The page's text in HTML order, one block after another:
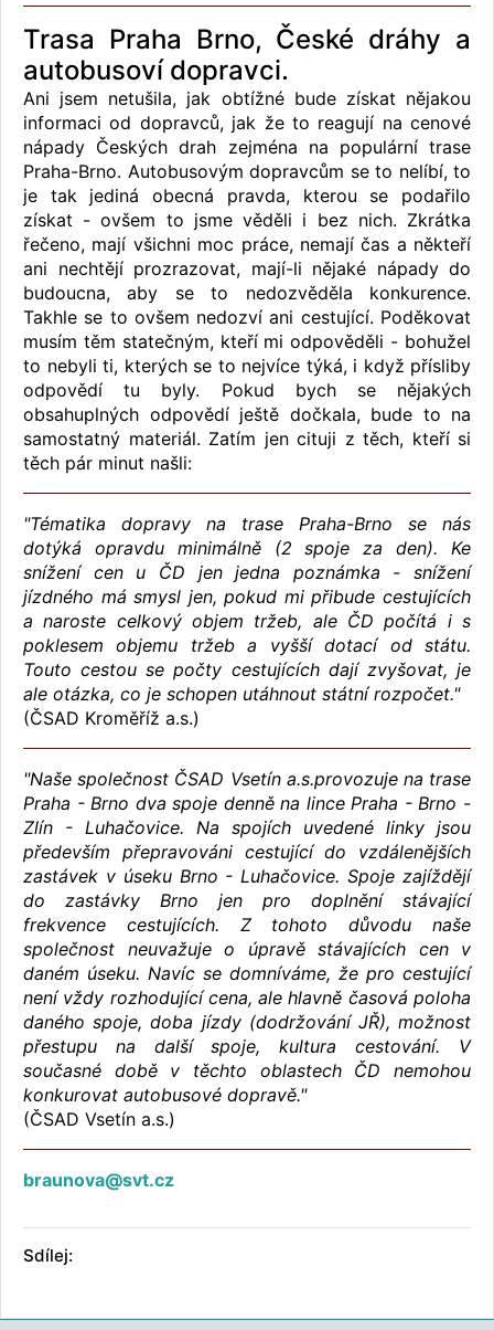
Trasa Praha Brno, České dráhy a
autobusoví dopravci.
Ani jsem netušila, jak obtížné bude získat nějakou
informaci od dopravců, jak že to reagují na cenové
nápady Českých drah zejména na populární trase
Praha-Brno. Autobusovým dopravcům se to nelíbí, to
je tak jediná obecná pravda, kterou se podařilo
získat - ovšem to jsme věděli i bez nich. Zkrátka
řečeno, mají všichni moc práce, nemají čas a někteří
ani nechtějí prozrazovat, mají-li nějaké nápady do
budoucna, aby se to nedozvěděla konkurence.
Takhle se to ovšem nedozví ani cestující. Poděkovat
musím těm statečným, kteří mi odpověděli - bohužel
to nebyli ti, kterých se to nejvíce týká, i když přísliby
odpovědí tu byly. Pokud bych se nějakých
obsahuplných odpovědí ještě dočkala, bude to na
samostatný materiál. Zatím jen cituji z těch, kteří si
těch pár minut našli:
"Tématika dopravy na trase Praha-Brno se nás
dotýká opravdu minimálně (2 spoje za den). Ke
snížení cen u ČD jen jedna poznámka - snížení
jízdného má smysl jen, pokud mi přibude cestujících
a naroste celkový objem tržeb, ale ČD počítá i s
poklesem objemu tržeb a vyšší dotací od státu.
Touto cestou se počty cestujících dají zvyšovat, je
ale otázka, co je schopen utáhnout státní rozpočet."
(ČSAD Kroměříž a.s.)
"Naše společnost ČSAD Vsetín a.s.provozuje na trase
Praha - Brno dva spoje denně na lince Praha - Brno -
Zlín - Luhačovice. Na spojích uvedené linky jsou
především přepravováni cestující do vzdálenějších
zastávek v úseku Brno - Luhačovice. Spoje zajíždějí
do zastávky Brno jen pro doplnění stávající
frekvence cestujících. Z tohoto důvodu naše
společnost neuvažuje o úpravě stávajících cen v
daném úseku. Navíc se domníváme, že pro cestující
není vždy rozhodující cena, ale hlavně časová poloha
daného spoje, doba jízdy (dodržování JŘ), možnost
přestupu na další spoje, kultura cestování. V
současné době v těchto oblastech ČD nemohou
konkurovat autobusové dopravě."
(ČSAD Vsetín a.s.)
braunova@svt.cz
Sdílej: